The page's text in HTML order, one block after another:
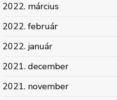
2022. március
2022. február
2022. január
2021. december
2021. november